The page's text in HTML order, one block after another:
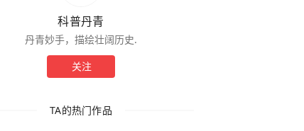
科普丹青
丹青妙手，描绘壮阔历史.
关注
TA的热门作品